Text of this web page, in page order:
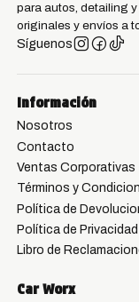
para autos, detailing
originales y envíos a
Síguenos
Información
Nosotros
Contacto
Ventas Corporativas
Términos y
Política de
Política de Privacidad
Libro de
Car Worx